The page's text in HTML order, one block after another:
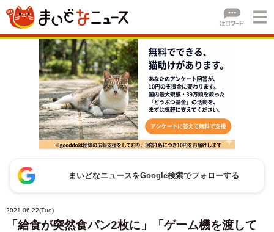
まいどなニュースをGoogle検索でフォローする
2021.06.22(Tue)
「給食が突然食パン2枚に」「ゲーム機を渡して